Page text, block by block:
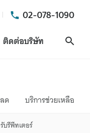
02-078-1090
ติดต่อบริษัท
ด บริการช่วยเหลือ
บรีพีทเตอร์